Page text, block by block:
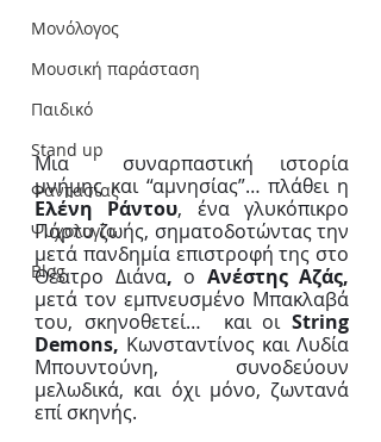
Μονόλογος
Μουσική παράσταση
Παιδικό
Stand up
Φαντασίας
Ψυχολογία
Blog
Μια  συναρπαστική ιστορία
Ελένη Ράντου, ένα γλυκόπικρο
Πάρτυ ζωής, σηματοδοτώντας την
μετά πανδημία επιστροφή της στο
Θέατρο Διάνα, ο
μετά τον εμπνευσμένο Μπακλαβά
του, σκηνοθετεί…  και οι String
Demons, Κωνσταντίνος και Λυδία
Μπουντούνη, συνοδεύουν
μελωδικά, και όχι μόνο, ζωντανά
επί σκηνής.